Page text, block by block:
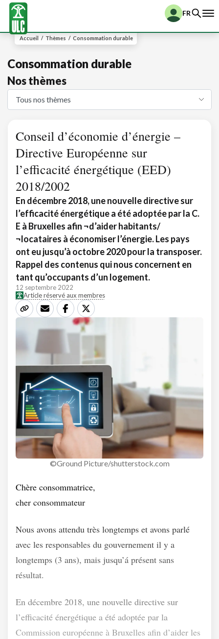
FR
Accueil / Thèmes / Consommation durable
Consommation durable
Nos thèmes
Conseil d’économie d’énergie –
Directive Européenne sur
l’efficacité énergétique (EED)
2018/2002
En décembre 2018, une nouvelle directive sur
l’efficacité énergétique a été adoptée par la C.
E à Bruxelles afin ¬d’aider habitants/
¬locataires à économiser l’énergie. Les pays
ont eu jusqu’à octobre 2020 pour la transposer.
Rappel des contenus qui nous concernent en
tant qu’occupants d’un logement.
12 septembre 2022
Article réservé aux membres
©Ground Picture/shutterstock.com
Chère consommatrice,
cher consommateur
Nous avons attendu très longtemps et avons parlé
avec les responsables du gouvernement il y a
longtemps (3 ans), mais jusqu’á présent sans
résultat.
En décembre 2018, une nouvelle directive sur
l’efficacité énergétique a été adoptée par la
Commission européenne à Bruxelles afin ­d’aider les